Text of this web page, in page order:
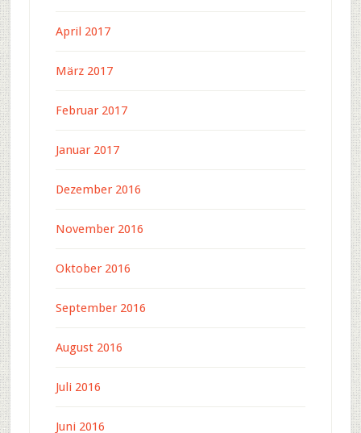
April 2017
März 2017
Februar 2017
Januar 2017
Dezember 2016
November 2016
Oktober 2016
September 2016
August 2016
Juli 2016
Juni 2016